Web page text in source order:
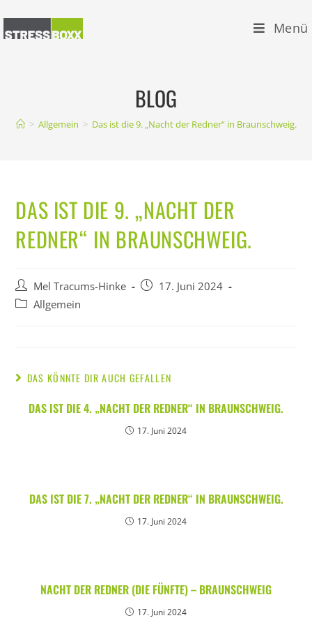
springen
Menü
BLOG
> Allgemein > Das ist die 9. „Nacht der Redner“ in Braunschweig.
DAS IST DIE 9. „NACHT DER
REDNER“ IN BRAUNSCHWEIG.
Beitrags-
Autor:
Mel Tracums-Hinke
Beitrag17. Juni 2024
Beitrags-
Allgemein
DAS KÖNNTE DIR AUCH GEFALLEN
DAS IST DIE 4. „NACHT DER REDNER“ IN BRAUNSCHWEIG.
17. Juni 2024
DAS IST DIE 7. „NACHT DER REDNER“ IN BRAUNSCHWEIG.
17. Juni 2024
NACHT DER REDNER (DIE FÜNFTE) – BRAUNSCHWEIG
17. Juni 2024